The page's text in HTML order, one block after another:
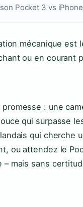
Pocket 3 vs
mécanique est
ou en courant
: une
qui surpasse
qui cherche
ou attendez le
– mais sans